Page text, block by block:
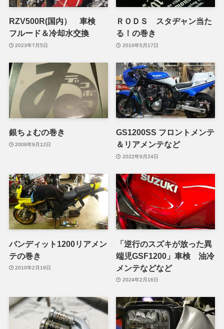
RZV500R(国内） 車検
フルード＆冷却水交換
2023年7月5日
ＲＯＤＳ スタヂャン当た
る！の巻き
2010年5月17日
銀ちょむの巻き
2008年9月12日
GS1200SS フロントメンテ
＆リアメンテなど
2022年9月24日
バンディット1200リアメン
テの巻き
2010年2月19日
「逆行のスズキが放った異
端児GSF1200」車検 油冷
メンテなどなど
2024年2月16日